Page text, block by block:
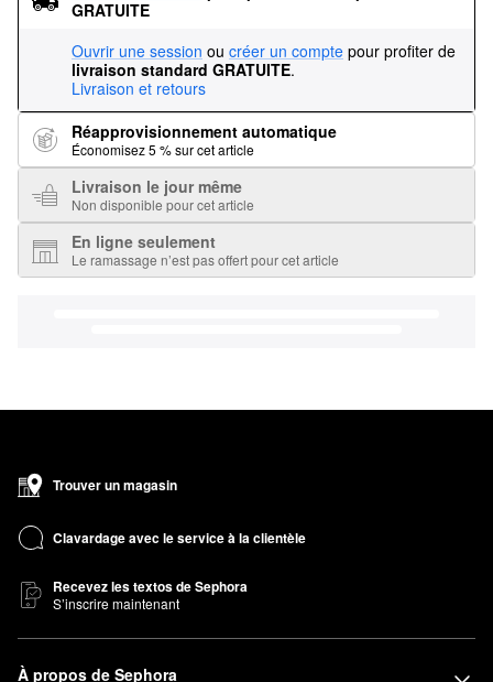
GRATUITE
Ouvrir une session ou créer un compte pour profiter de
livraison standard GRATUITE.
Livraison et retours
Réapprovisionnement automatique
Économisez 5 % sur cet article
Livraison le jour même
Non disponible pour cet article
En ligne seulement
Le ramassage n’est pas offert pour cet article
Trouver un magasin
Clavardage avec le service à la clientèle
Recevez les textos de Sephora
S’inscrire maintenant
À propos de Sephora